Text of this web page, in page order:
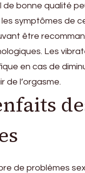
de bonne qualité
symptômes de
être
Les
en cas de
de l’orgasme.
de problèmes